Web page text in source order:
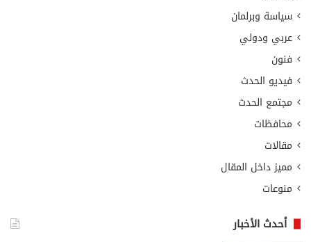
سياسة وبرلمان
عربي ودولي
فنون
فيديو الحدث
مجتمع الحدث
محافظات
مقالات
مميز داخل المقال
منوعات
أحدث الأخبار